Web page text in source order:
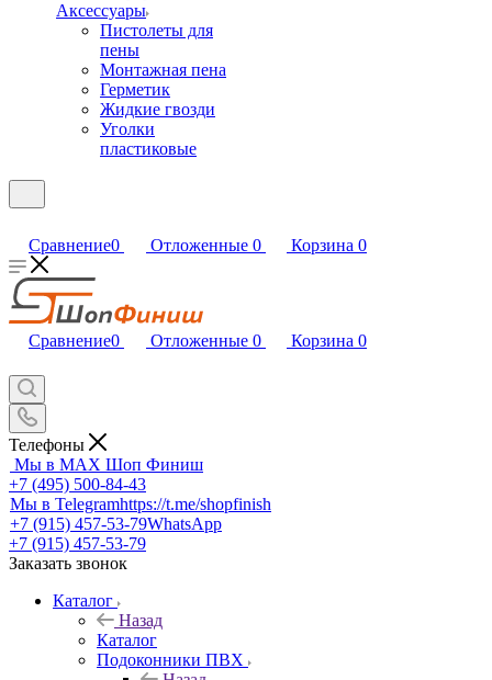
Аксессуары
Пистолеты для
пены
Монтажная пена
Герметик
Жидкие гвозди
Уголки
пластиковые
Сравнение0 Отложенные 0 Корзина 0
Сравнение0 Отложенные 0 Корзина 0
Телефоны
Мы в MAX Шоп Финиш
+7 (495) 500-84-43
Мы в Telegramhttps://t.me/shopfinish
+7 (915) 457-53-79WhatsApp
+7 (915) 457-53-79
Заказать звонок
Каталог
Назад
Каталог
Подоконники ПВХ